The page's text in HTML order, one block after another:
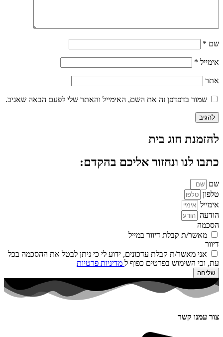
שם *
אימייל *
אתר
שמור בדפדפן זה את השם, האימייל והאתר שלי לפעם הבאה שאגיב.
להזמנת חוג בית
כתבו לנו ונחזור אליכם בהקדם:
שם
טלפון
אימייל
הודעה
הסכמה
מאשר/ת קבלת דיוור במייל
דיוור
אני מאשר/ת קבלת עדכונים, ידוע לי כי ניתן לבטל את ההסכמה בכל
עת, וכי השימוש בפרטים כפוף ל מדיניות פרטיות
שליחה
צור עמנו קשר